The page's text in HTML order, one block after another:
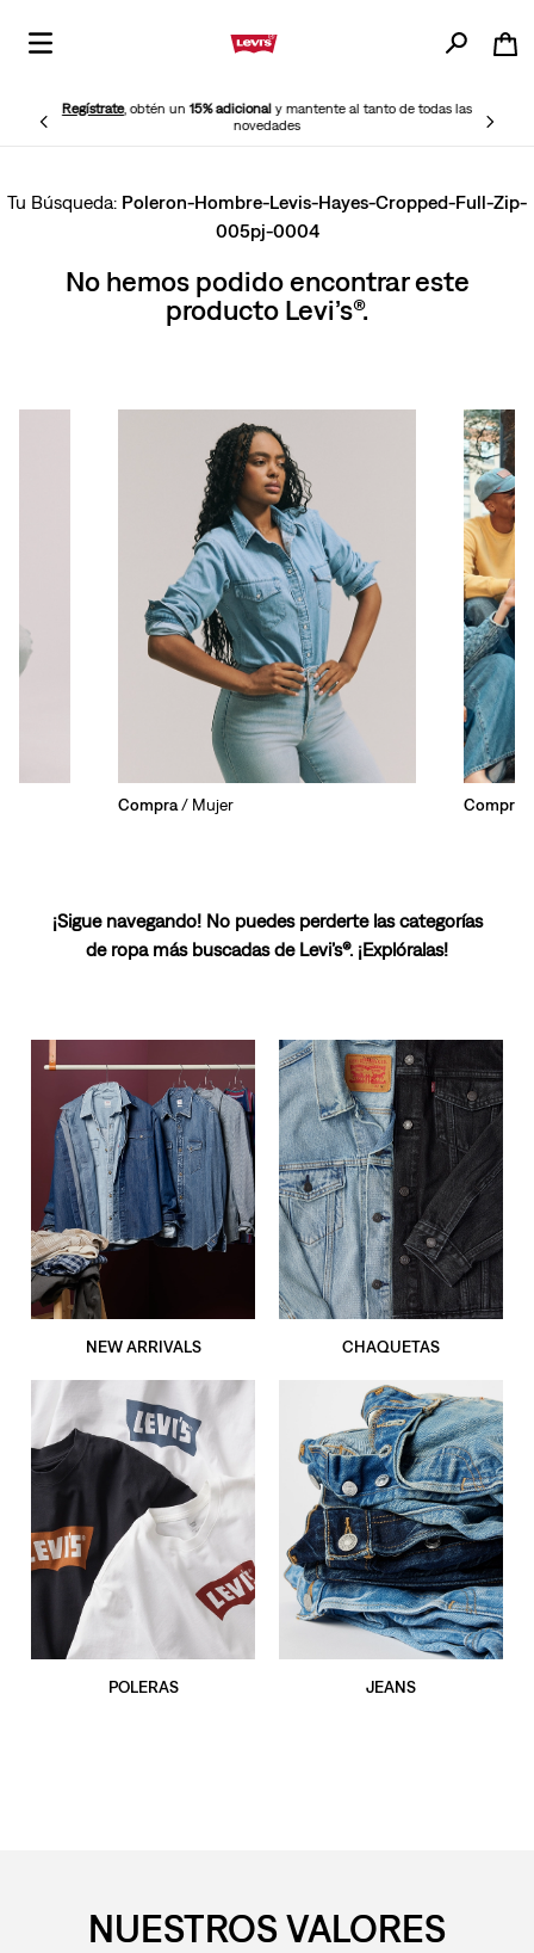
Regístrate, obtén un15% adicionaly mantente al tanto de todas las
novedades
Poleron-Hombre-Levis-Hayes-Cropped-Full-Zip-
005pj-0004
No hemos podido encontrar este
producto Levi’s®.
Compra/ Mujer Compra
¡Sigue navegando! No puedes perderte las categorías
de ropa más buscadas de Levi’s®. ¡Explóralas!
NEW ARRIVALS CHAQUETAS
POLERAS JEANS
NUESTROS VALORES